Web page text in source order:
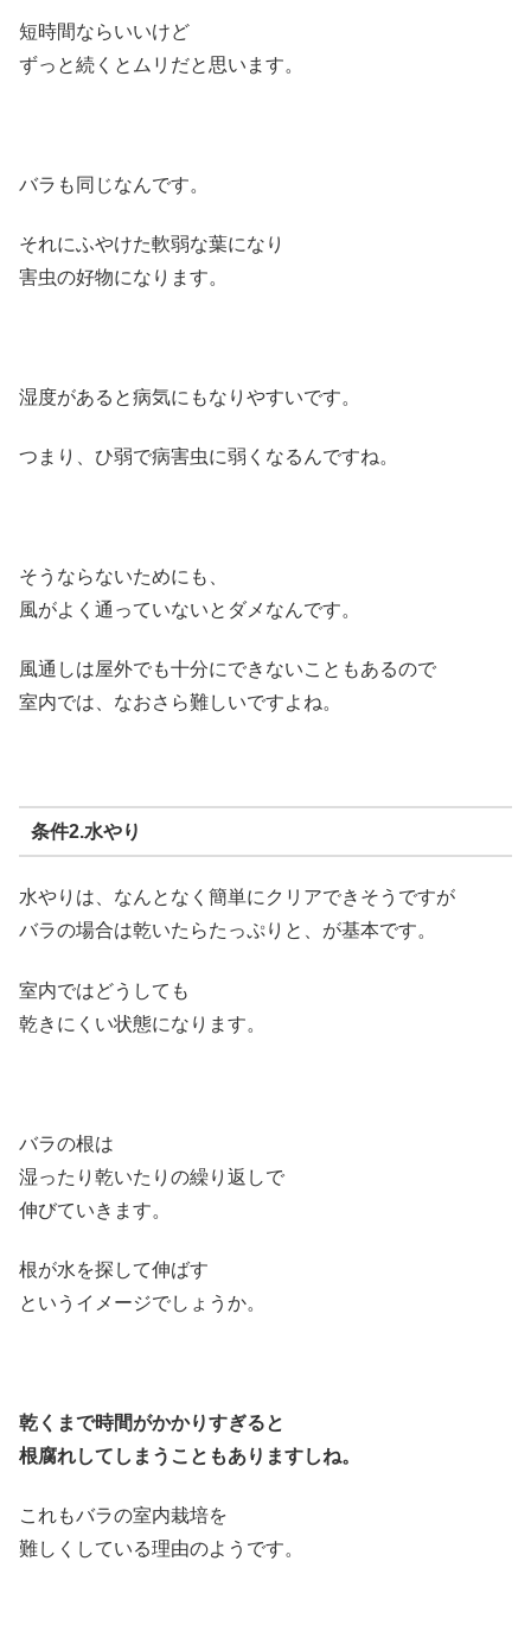
短時間ならいいけど
ずっと続くとムリだと思います。
バラも同じなんです。
それにふやけた軟弱な葉になり
害虫の好物になります。
湿度があると病気にもなりやすいです。
つまり、ひ弱で病害虫に弱くなるんですね。
そうならないためにも、
風がよく通っていないとダメなんです。
風通しは屋外でも十分にできないこともあるので
室内では、なおさら難しいですよね。
条件2.水やり
水やりは、なんとなく簡単にクリアできそうですが
バラの場合は乾いたらたっぷりと、が基本です。
室内ではどうしても
乾きにくい状態になります。
バラの根は
湿ったり乾いたりの繰り返しで
伸びていきます。
根が水を探して伸ばす
というイメージでしょうか。
乾くまで時間がかかりすぎると
根腐れしてしまうこともありますしね。
これもバラの室内栽培を
難しくしている理由のようです。